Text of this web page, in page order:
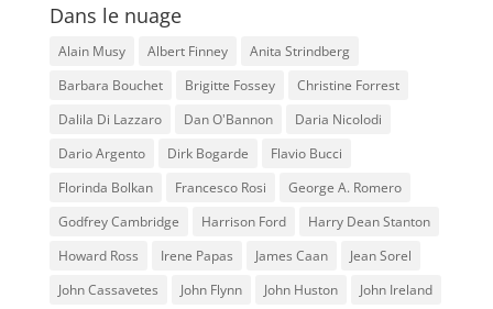
Dans le nuage
Alain Musy Albert Finney
Anita Strindberg
Barbara Bouchet
Brigitte Fossey
Christine Forrest
Dalila Di Lazzaro
Dan O'Bannon
Daria Nicolodi
Dario Argento
Dirk Bogarde
Flavio Bucci
Florinda Bolkan
Francesco Rosi
George A. Romero
Godfrey Cambridge
Harrison Ford
Harry Dean Stanton
Howard Ross
Irene Papas James Caan
Jean Sorel
John Cassavetes
John Flynn John Huston
John Ireland